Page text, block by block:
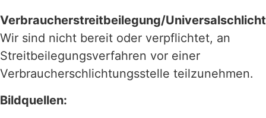
Verbraucherstreitbeilegung/
Wir sind nicht bereit oder verpflichtet, an
Streitbeilegungsverfahren vor einer
Verbraucherschlichtungsstelle teilzunehmen.
Bildquellen: